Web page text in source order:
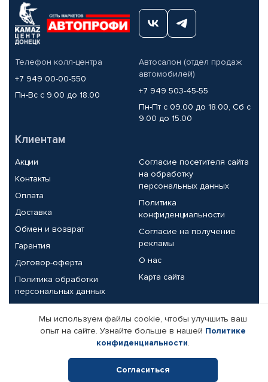
Телефон колл-центра
+7 949 00-00-550
Пн-Вс с 9.00 до 18.00
Автосалон (отдел продаж
автомобилей)
+7 949 503-45-55
Пн-Пт с 09.00 до 18.00, Сб с
9.00 до 15.00
Клиентам
Акции
Контакты
Оплата
Доставка
Обмен и возврат
Гарантия
Договор-оферта
Политика обработки
персональных данных
Согласие посетителя сайта
на обработку
персональных данных
Политика
конфиденциальности
Согласие на получение
рекламы
О нас
Карта сайта
Партнерам
Корпоративным клиентам
Поставщикам
Реквизиты компании
Мы используем файлы cookie, чтобы улучшить ваш
опыт на сайте. Узнайте больше в нашей Политике
конфиденциальности.
Согласиться